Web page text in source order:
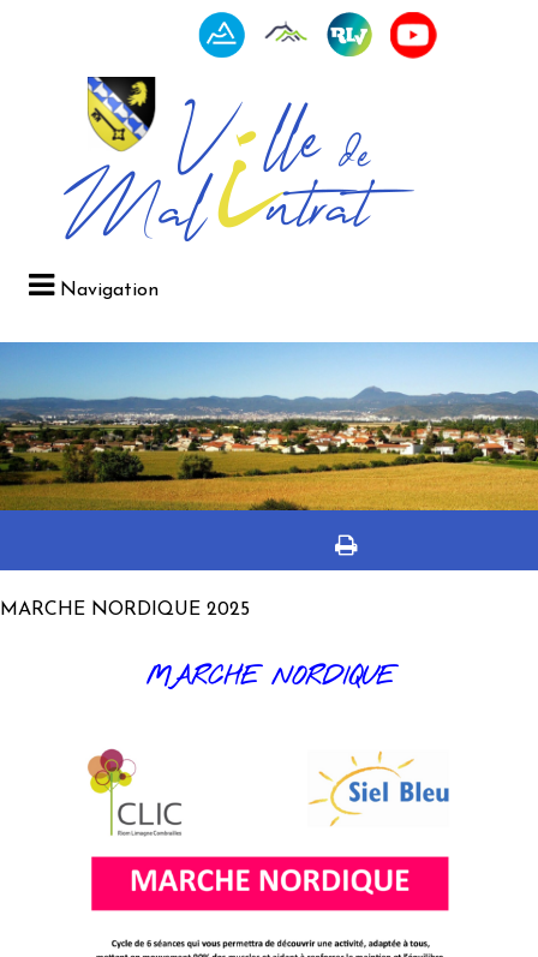
Navigation
MARCHE NORDIQUE 2025
MARCHE NORDIQUE